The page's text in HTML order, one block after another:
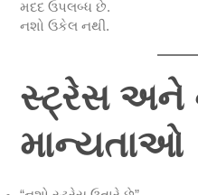
મદદ ઉપલબ્ધ છે.
નશો ઉકેલ નથી.
સ્ટ્રેસ અને
માન્યતાઓ